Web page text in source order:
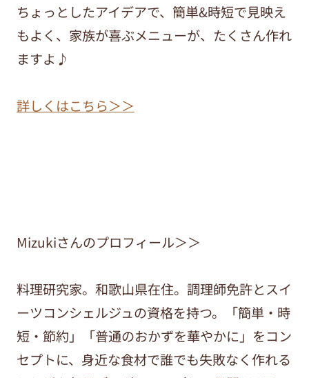
ちょっとしたアイデアで、簡単&時短で見映え
もよく、家族が喜ぶメニューが、たくさん作れ
ますよ♪
詳しくはこちら＞＞
Mizukiさんのプロフィール＞＞
料理研究家。和歌山県在住。調理師免許とスイ
ーツコンシェルジュの資格を持つ。「簡単・時
短・節約」「普通のおかずを華やかに」をコン
セプトに、身近な食材で誰でも失敗なく作れる